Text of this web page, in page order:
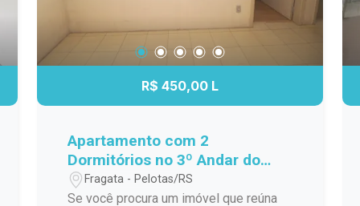
R$ 450,00 L
Apartamento com 2
Dormitórios no 3º Andar do
Residencial Estrela Gaúcha -
Excelente Localização
Fragata - Pelotas/RS
Se você procura um imóvel que reúna